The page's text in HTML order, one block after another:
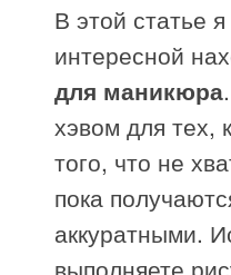
В этой статье
интересной
для маникюра
хэвом для тех,
того, что не
пока
аккуратными.
выполняете